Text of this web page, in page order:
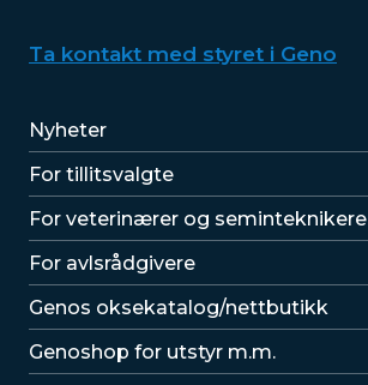
Ta kontakt med styret i Geno
Lenker
Nyheter
For tillitsvalgte
For veterinærer og seminteknikere
For avlsrådgivere
Lenker
Genos oksekatalog/nettbutikk
Genoshop for utstyr m.m.